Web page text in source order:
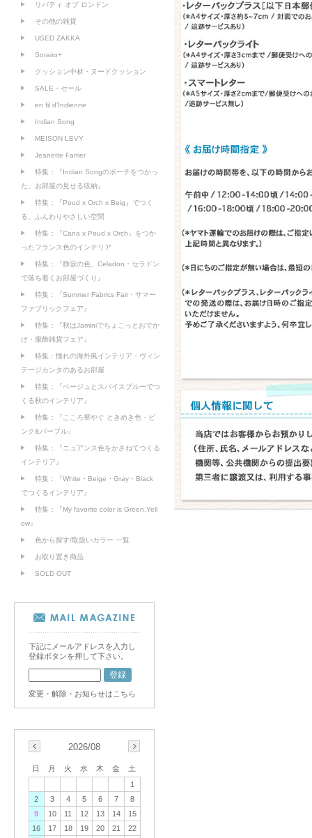
リバティ オブ ロンドン
その他の雑貨
USED ZAKKA
Sorairo+
クッション中材・ヌードクッション
SALE・セール
en fil d'Indienne
Indian Song
MEISON LEVY
Jeanette Farrier
特集：『Indian Songのポーチをつかっ
た、お部屋の見せる収納』
特集：『Poud x Orch x Beig』でつく
る、ふんわりやさしい空間
特集：『Cana x Poud x Orch』をつか
ったフランス色のインテリア
特集：『静寂の色、Celadon・セラドン
で落ち着くお部屋づくり』
特集：『Summer Fabrics Fair・サマー
ファブリックフェア』
特集：『秋はJaminiでちょこっとおでか
け・服飾雑貨フェア』
特集：憧れの海外風インテリア・ヴィン
テージカンタのあるお部屋
特集：『ベージュとスパイスブルーでつ
くる秋のインテリア』
特集：『こころ華やぐ ときめき色・ピ
ンク&パープル』
特集：『ニュアンス色をかさねてつくる
インテリア』
特集：『White・Beige・Gray・Black
でつくるインテリア』
特集：『My favorite color is Green,Yell
ow』
色から探す/取扱いカラー 一覧
お取り置き商品
SOLD OUT
下記にメールアドレスを入力し
登録ボタンを押して下さい。
変更・解除・お知らせはこちら
2026/08
日 月 火 水 木 金
土
1
2
3 4 5 6 7
8
9
10 11 12 13 14
15
16
17 18 19 20 21
22